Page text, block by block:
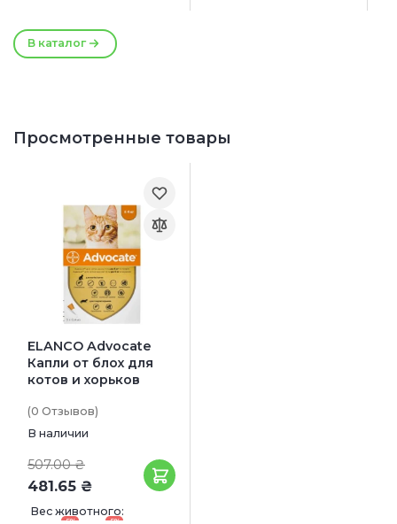
В каталог
Просмотренные товары
ELANCO Advocate
Капли от блох для
котов и хорьков
(0 Отзывов)
В наличии
507.00 ₴
481.65 ₴
Вес животного:
-5% -5%